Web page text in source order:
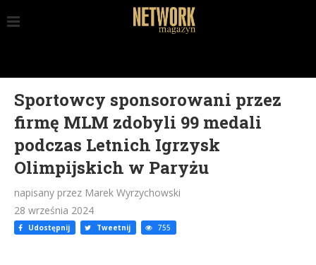
Sportowcy sponsorowani przez
firmę MLM zdobyli 99 medali
podczas Letnich Igrzysk
Olimpijskich w Paryżu
napisany przez Marek Wyrzychowski
28 września 2024
Udostępnij Tweetnij 755